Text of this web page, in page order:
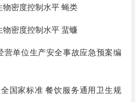
物密度控制水平 蝇类
物密度控制水平 蜚蠊
营单位生产安全事故应急预案编
国家标准 餐饮服务通用卫生规